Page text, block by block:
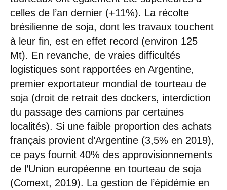
celles de l’an dernier (+11%). La récolte
brésilienne de soja, dont les travaux touchent
à leur fin, est en effet record (environ 125
Mt). En revanche, de vraies difficultés
logistiques sont rapportées en Argentine,
premier exportateur mondial de tourteau de
soja (droit de retrait des dockers, interdiction
du passage des camions par certaines
localités). Si une faible proportion des achats
français provient d’Argentine (3,5% en 2019),
ce pays fournit 40% des approvisionnements
de l’Union européenne en tourteau de soja
(Comext, 2019). La gestion de l’épidémie en